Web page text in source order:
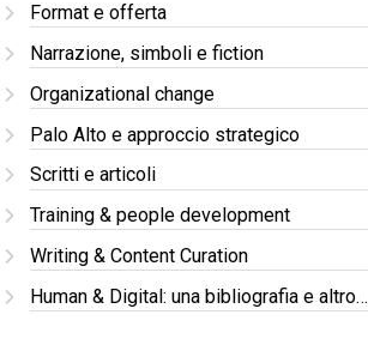
Format e offerta
Narrazione, simboli e fiction
Organizational change
Palo Alto e approccio strategico
Scritti e articoli
Training & people development
Writing & Content Curation
Human & Digital: una bibliografia e altro…